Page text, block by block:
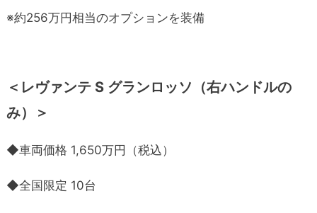
※約256万円相当のオプションを装備
＜レヴァンテ S グランロッソ（右ハンドルの
み）＞
◆車両価格 1,650万円（税込）
◆全国限定 10台